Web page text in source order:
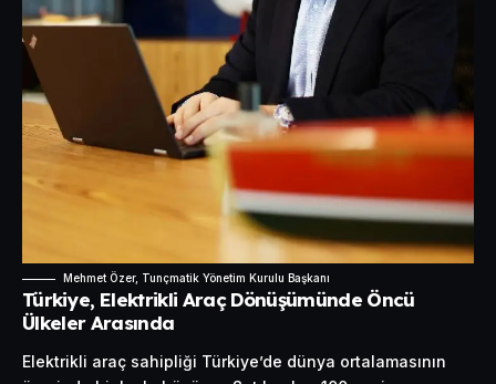
Mehmet Özer, Tunçmatik Yönetim Kurulu Başkanı
Türkiye, Elektrikli Araç Dönüşümünde Öncü
Ülkeler Arasında
Elektrikli araç sahipliği Türkiye’de dünya ortalamasının